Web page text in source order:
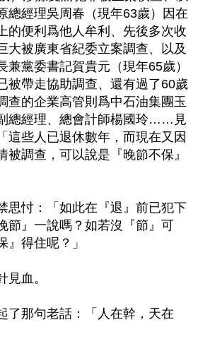
總經理吳周春（現年63歲）因在
的便利爲他人牟利、先後多次收
大被廣東省紀委立案調查、以及
兼黨委書記賀貴元（現年65歲）
被帶走協助調查、還有過了60歲
查的企業高管則爲中石油集團玉
總經理、總會計師楊國玲……見
這些人已退休數年，而現在又因
被調查，可以說是『晚節不保』
思忖：「如此在『退』前已犯下
節』一說嗎？如若沒『節』可
』得住呢？」
見血。
了那句老話：「人在幹，天在